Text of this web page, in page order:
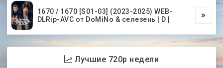
1670 / 1670 [S01-03] (2023-2025) WEB-
DLRip-AVC от DoMiNo & селезень | D |
Лучшие 720p недели